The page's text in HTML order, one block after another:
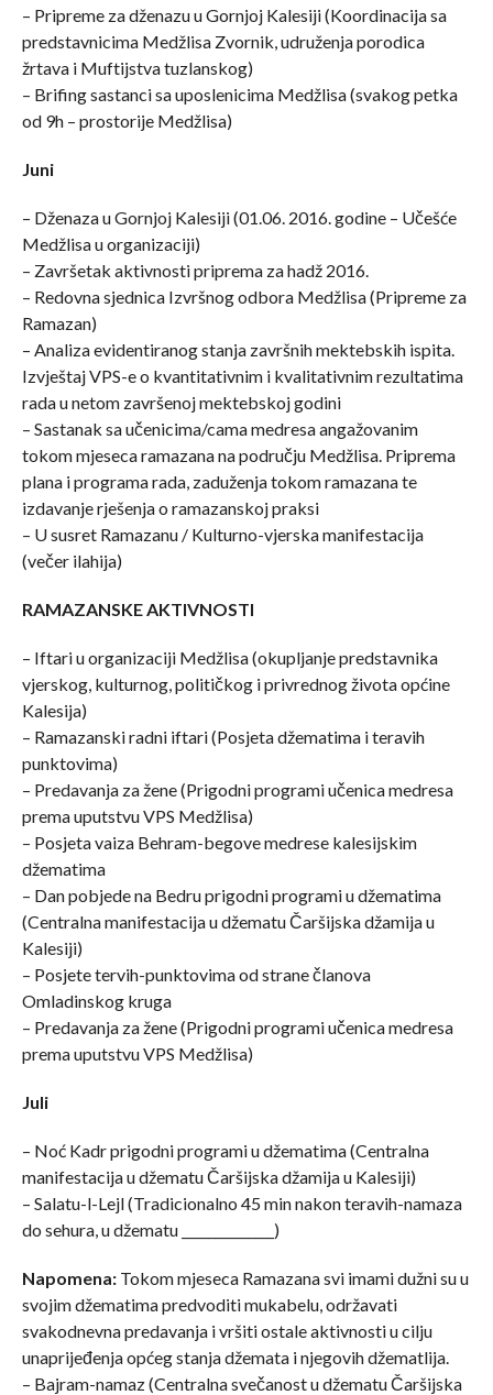
– Pripreme za dženazu u Gornjoj Kalesiji (Koordinacija sa
predstavnicima Medžlisa Zvornik, udruženja porodica
žrtava i Muftijstva tuzlanskog)
– Brifing sastanci sa uposlenicima Medžlisa (svakog petka
od 9h – prostorije Medžlisa)
Juni
– Dženaza u Gornjoj Kalesiji (01.06. 2016. godine – Učešće
Medžlisa u organizaciji)
– Završetak aktivnosti priprema za hadž 2016.
– Redovna sjednica Izvršnog odbora Medžlisa (Pripreme za
Ramazan)
– Analiza evidentiranog stanja završnih mektebskih ispita.
Izvještaj VPS-e o kvantitativnim i kvalitativnim rezultatima
rada u netom završenoj mektebskoj godini
– Sastanak sa učenicima/cama medresa angažovanim
tokom mjeseca ramazana na području Medžlisa. Priprema
plana i programa rada, zaduženja tokom ramazana te
izdavanje rješenja o ramazanskoj praksi
– U susret Ramazanu / Kulturno-vjerska manifestacija
(večer ilahija)
RAMAZANSKE AKTIVNOSTI
– Iftari u organizaciji Medžlisa (okupljanje predstavnika
vjerskog, kulturnog, političkog i privrednog života općine
Kalesija)
– Ramazanski radni iftari (Posjeta džematima i teravih
punktovima)
– Predavanja za žene (Prigodni programi učenica medresa
prema uputstvu VPS Medžlisa)
– Posjeta vaiza Behram-begove medrese kalesijskim
džematima
– Dan pobjede na Bedru prigodni programi u džematima
(Centralna manifestacija u džematu Čaršijska džamija u
Kalesiji)
– Posjete tervih-punktovima od strane članova
Omladinskog kruga
– Predavanja za žene (Prigodni programi učenica medresa
prema uputstvu VPS Medžlisa)
Juli
– Noć Kadr prigodni programi u džematima (Centralna
manifestacija u džematu Čaršijska džamija u Kalesiji)
– Salatu-l-Lejl (Tradicionalno 45 min nakon teravih-namaza
do sehura, u džematu ______________)
Napomena:Tokom mjeseca Ramazana svi imami dužni su u
svojim džematima predvoditi mukabelu, održavati
svakodnevna predavanja i vršiti ostale aktivnosti u cilju
unaprijeđenja općeg stanja džemata i njegovih džematlija.
– Bajram-namaz (Centralna svečanost u džematu Čaršijska